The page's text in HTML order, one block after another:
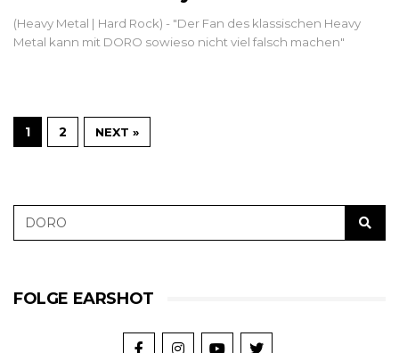
(Heavy Metal | Hard Rock) - "Der Fan des klassischen Heavy
Metal kann mit DORO sowieso nicht viel falsch machen"
1 2 NEXT »
FOLGE EARSHOT